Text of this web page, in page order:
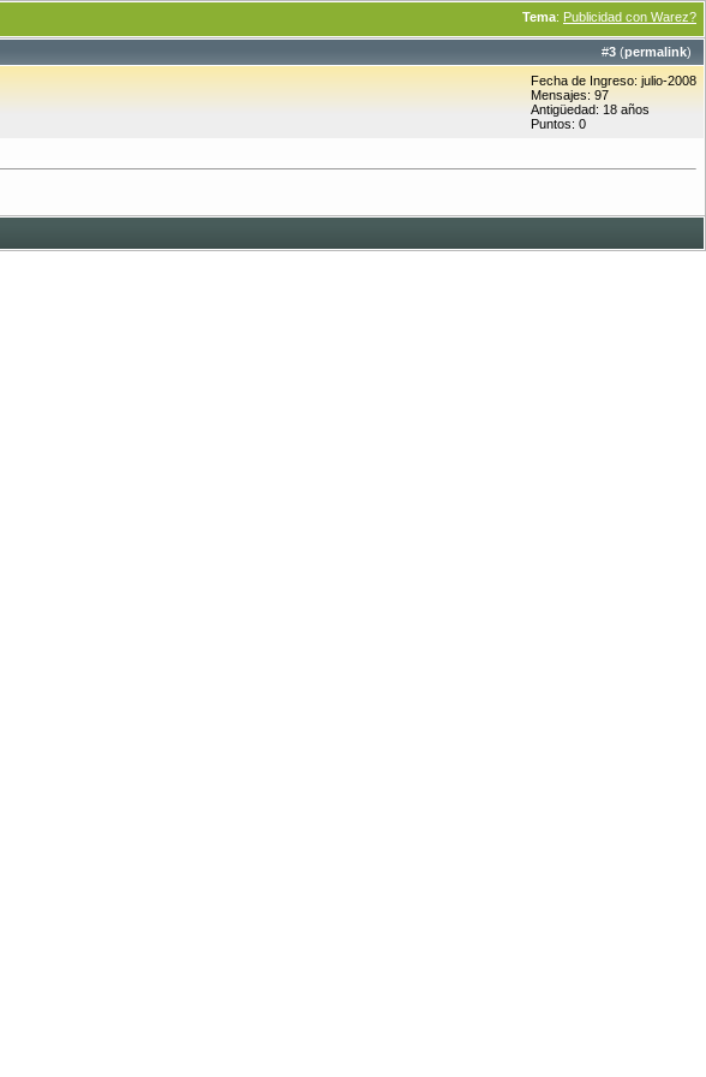
Tema: Publicidad con Warez?
#3 (permalink)
Fecha de Ingreso: julio-2008
Mensajes: 97
Antigüedad: 18 años
Puntos: 0